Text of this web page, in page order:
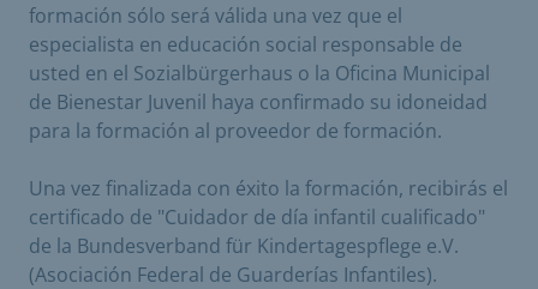
formación sólo será válida una vez que el
especialista en educación social responsable de
usted en el Sozialbürgerhaus o la Oficina Municipal
de Bienestar Juvenil haya confirmado su idoneidad
para la formación al proveedor de formación.
Una vez finalizada con éxito la formación, recibirás el
certificado de "Cuidador de día infantil cualificado"
de la Bundesverband für Kindertagespflege e.V.
(Asociación Federal de Guarderías Infantiles).